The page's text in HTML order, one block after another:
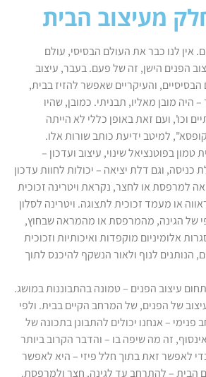
מעיצוב הבית
אין לנו כבר את העולם הבסיסי, עולם
הפנים הישן, זה של פעם. בעבר, עיצוב
והעיקריים שאפשר להזיז בבית,
היה מובן מאליו, תבניתי. כמובן, שהיו
וכו', ועם זאת באופן כללי לא הייתה
למיטב ידיעת כותב שורות אלו.
בפוטנציאל שינוי, עיצוב ועדכון –
וגם דלת יציאה – יכולות לחוות עדכון
למרפסת או לחצר, נקראת ויטרינה זכוכית
או מעמד זכוכית לתצוגה. ויטרינה לסלון
של הגינה, מהמרפסת או מהמראה שבחוץ,
אלומיניום מוקפדות ואיכותיות וזכוכית
הנותנים לנוף ולאור הנשקף להיכנס לתוך
עיצוב הפנים – טמונה בהתבוננות במושג.
של הפנים, של המרחב הקיים בבית. ולפי
– אנחנו יכולים להתבונן בתכונה של
זה מה שיפה בו – והדבר הקרוב ביותר
לאפשר זאת בתוך חלל פיזי – היא לאפשר
הבית – להתרחב עד לגינה, חצר ולמרפסת.